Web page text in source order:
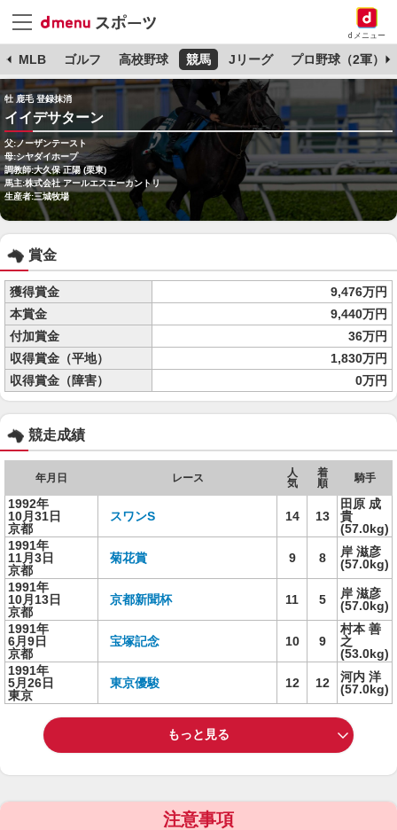
dメニュー
MLB ゴルフ 高校野球 競馬 Jリーグ プロ野球（2軍）
牡 鹿毛 登録抹消
イイデサターン
父:ノーザンテースト
母:シヤダイホープ
調教師:大久保 正陽 (栗東)
馬主:株式会社 アールエスエーカントリ
生産者:三城牧場
賞金
獲得賞金
9,476万円
本賞金
9,440万円
付加賞金
36万円
収得賞金（平地）
1,830万円
収得賞金（障害）
0万円
競走成績
年月日 レース
人
気
着
順
騎手
1992年
10月31日
京都
スワンS 14 13
田原 成
貴
(57.0kg)
1991年
11月3日
京都
菊花賞 9 8
岸 滋彦
(57.0kg)
1991年
10月13日
京都
京都新聞杯 11 5
岸 滋彦
(57.0kg)
1991年
6月9日
京都
宝塚記念 10 9
村本 善
之
(53.0kg)
1991年
5月26日
東京
東京優駿 12 12
河内 洋
(57.0kg)
もっと見る
注意事項